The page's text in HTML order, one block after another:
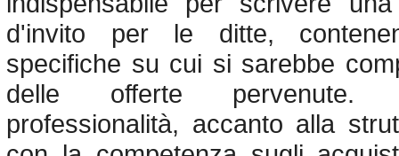
d'invito per le ditte,
specifiche su cui si sarebbe
delle offerte pervenute.
professionalità, accanto alla